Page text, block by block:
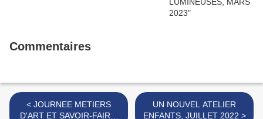
Commentaires
< JOURNEE METIERS
D'ART ET SAVOIR-FAIRE,
UN NOUVEL ATELIER
ENFANTS, JUILLET 2022 >